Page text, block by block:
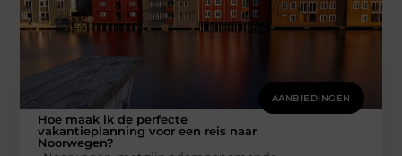
AANBIEDINGEN
Hoe maak ik de perfecte
vakantieplanning voor een reis naar
Noorwegen?